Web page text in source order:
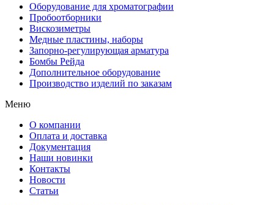
Оборудование для хроматографии
Пробоотборники
Вискозиметры
Медные пластины, наборы
Запорно-регулирующая арматура
Бомбы Рейда
Дополнительное оборудование
Производство изделий по заказам
Меню
О компании
Оплата и доставка
Документация
Наши новинки
Контакты
Новости
Статьи